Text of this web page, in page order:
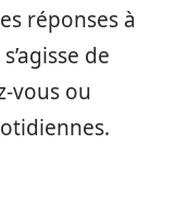
réponses à
de
vous ou